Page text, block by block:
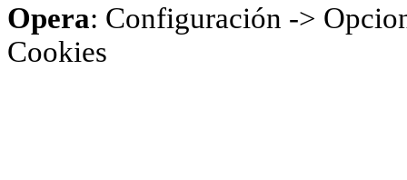
Opera: Configuración ->
Cookies